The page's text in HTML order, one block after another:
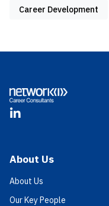
Career Development
LinkedIn
About Us
About Us
Our Key People